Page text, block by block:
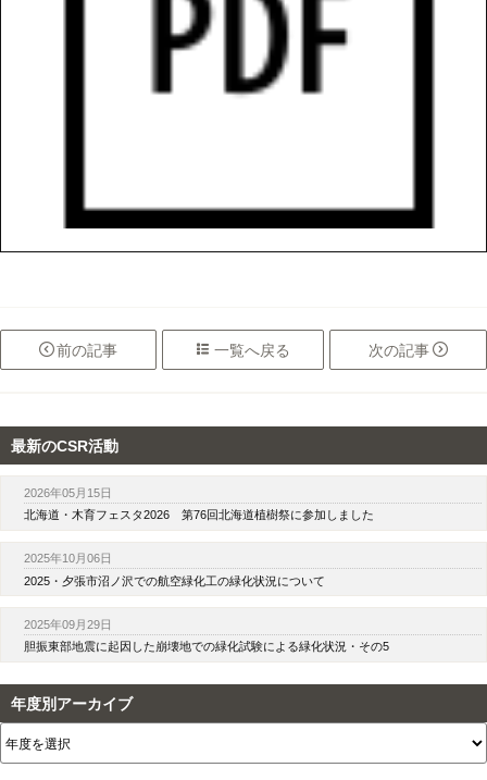
最新のCSR活動
2026年05月15日
北海道・木育フェスタ2026 第76回北海道植樹祭に参加しました
2025年10月06日
2025・夕張市沼ノ沢での航空緑化工の緑化状況について
2025年09月29日
胆振東部地震に起因した崩壊地での緑化試験による緑化状況・その5
年度別アーカイブ
前の記事  一覧へ 戻る 次の記事 